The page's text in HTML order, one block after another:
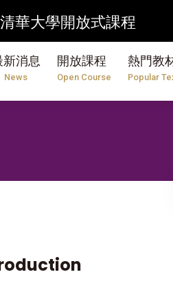
華大學開放式課程
新消息
News
開放課程
Open Course
熱門教
Popular